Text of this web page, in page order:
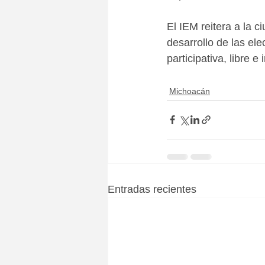
El IEM reitera a la
desarrollo de las
participativa, libre e
Michoacán
Entradas recientes